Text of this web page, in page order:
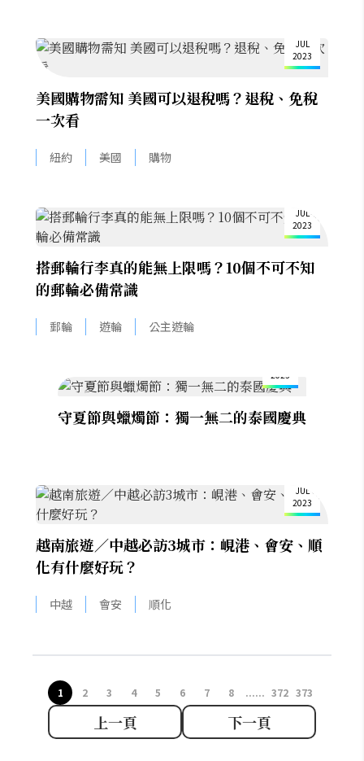
JUL
2023
美國購物需知 美國可以退稅嗎？退稅、免稅
一次看
紐約 美國 購物
JUL
2023
搭郵輪行李真的能無上限嗎？10個不可不知
的郵輪必備常識
郵輪 遊輪 公主遊輪
2023
守夏節與蠟燭節：獨一無二的泰國慶典
JUL
2023
越南旅遊／中越必訪3城市：峴港、會安、順
化有什麼好玩？
中越 會安 順化
上一頁
1 2 3 4 5 6 7 8 ...... 372 373
下一頁